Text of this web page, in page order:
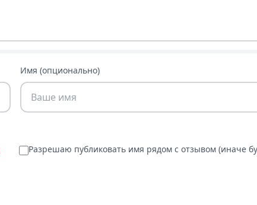
Имя (опционально)
Разрешаю публиковать имя рядом с отзывом (иначе